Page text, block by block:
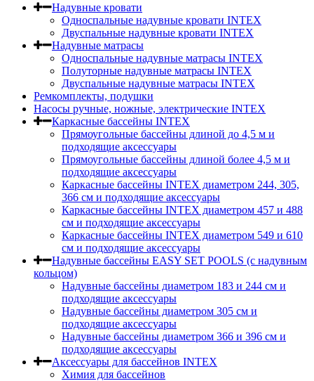
Надувные кровати
Односпальные надувные кровати INTEX
Двуспальные надувные кровати INTEX
Надувные матрасы
Односпальные надувные матрасы INTEX
Полуторные надувные матрасы INTEX
Двуспальные надувные матрасы INTEX
Ремкомплекты, подушки
Насосы ручные, ножные, электрические INTEX
Каркасные бассейны INTEX
Прямоугольные бассейны длиной до 4,5 м и
подходящие аксессуары
Прямоугольные бассейны длиной более 4,5 м и
подходящие аксессуары
Каркасные бассейны INTEX диаметром 244, 305,
366 см и подходящие аксессуары
Каркасные бассейны INTEX диаметром 457 и 488
cм и подходящие аксессуары
Каркасные бассейны INTEX диаметром 549 и 610
см и подходящие аксессуары
Надувные бассейны EASY SET POOLS (с надувным
кольцом)
Надувные бассейны диаметром 183 и 244 см и
подходящие аксессуары
Надувные бассейны диаметром 305 см и
подходящие аксессуары
Надувные бассейны диаметром 366 и 396 см и
подходящие аксессуары
Аксессуары для бассейнов INTEX
Химия для бассейнов